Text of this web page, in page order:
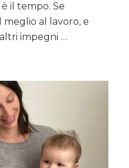
efficace
il tempo. Se
al lavoro, e
impegni …